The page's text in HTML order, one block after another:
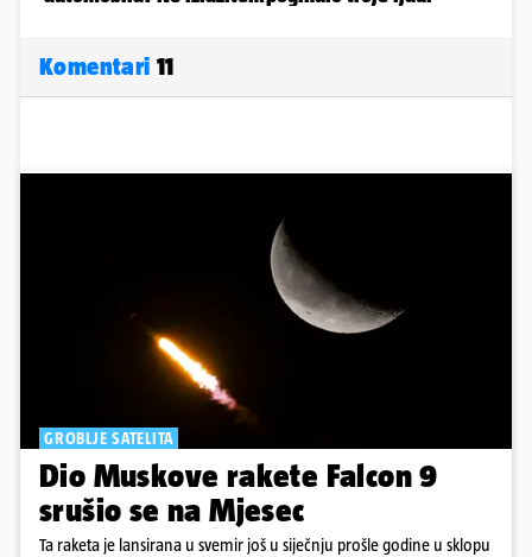
Komentari 11
GROBLJE SATELITA
Dio Muskove rakete Falcon 9
srušio se na Mjesec
Ta raketa je lansirana u svemir još u siječnju prošle godine u sklopu